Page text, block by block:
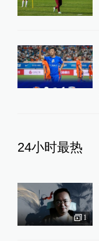
24小时最热
1